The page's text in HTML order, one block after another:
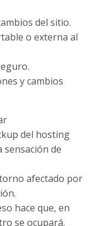
del sitio.
o externa al
y cambios
del hosting
de
afectado por
hace que, en
se ocupará.